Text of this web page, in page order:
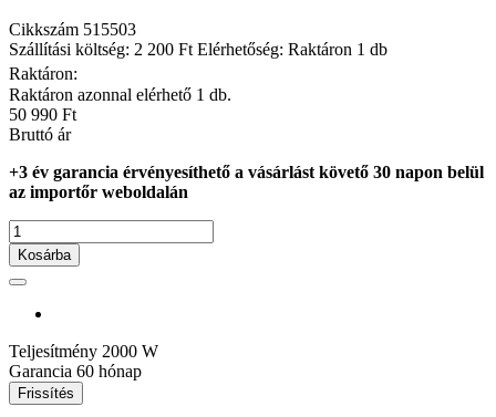
Cikkszám 515503
Szállítási költség: 2 200 FtElérhetőség: Raktáron 1 db
Raktáron:
Raktáron azonnal elérhető 1 db.
50 990 Ft
Bruttó ár
+3 év garancia érvényesíthető a vásárlást követő 30 napon belül
az importőr weboldalán
Kosárba
Teljesítmény 2000 W
Garancia 60 hónap